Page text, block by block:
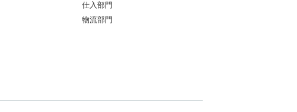
仕入部門
物流部門